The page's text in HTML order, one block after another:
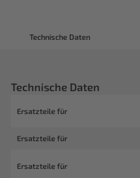
Technische Daten
Technische Daten
Ersatzteile für
Ersatzteile für
Ersatzteile für